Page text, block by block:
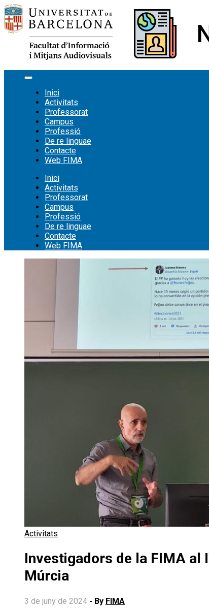
Vés
al
contingut
Inici
Activitats
Professorat
Campus
Professió
De re linguae
Contacte
Web FIMA
Inici
Activitats
Professorat
Campus
Professió
De re linguae
Contacte
Web FIMA
Activitats
Investigadors de la FIMA al
Múrcia
3 de juny de 2024 - By FIMA